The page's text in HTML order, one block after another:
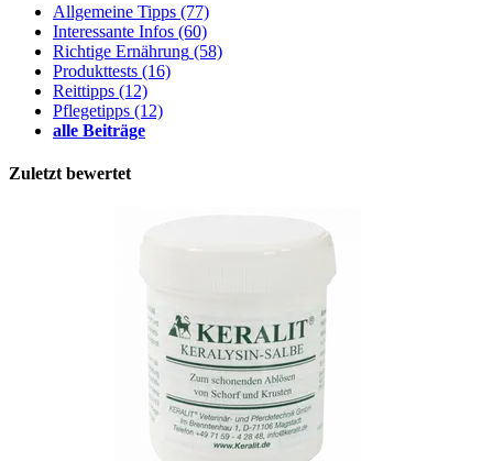
Allgemeine Tipps (77)
Interessante Infos (60)
Richtige Ernährung (58)
Produkttests (16)
Reittipps (12)
Pflegetipps (12)
alle Beiträge
Zuletzt bewertet